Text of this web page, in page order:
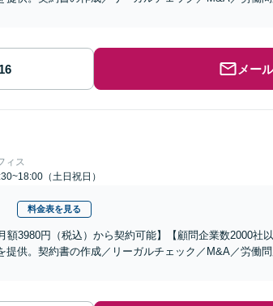
メー
ィス
（土日祝日）
料金表を見る
額3980円（税込）から契約可能】【顧問企業数2000社
提供。契約書の作成／リーガルチェック／M&A／労働